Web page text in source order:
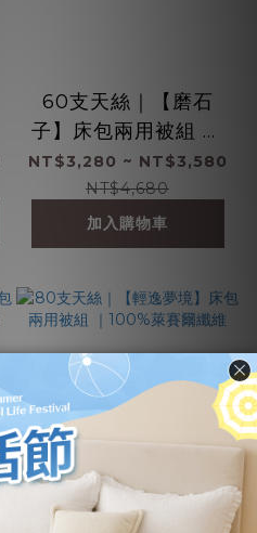
60支天絲｜【磨石
子】床包兩用被組 ｜
100%萊賽爾纖維
NT$3,280 ~ NT$3,580
NT$4,680
加入購物車